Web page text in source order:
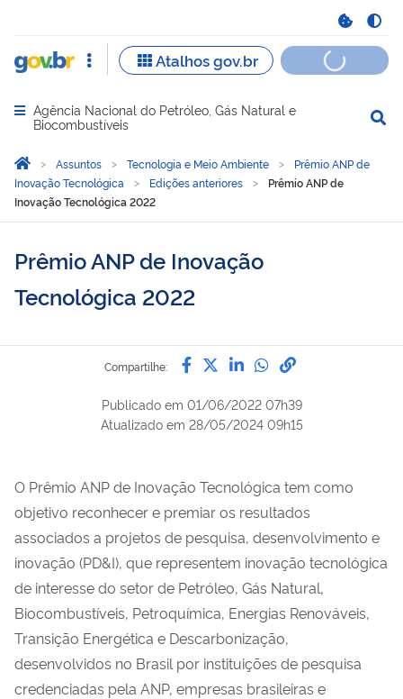
Abrir menu principal de navegação
Agência Nacional do Petróleo, Gás Natural e
Biocombustíveis
Você está aqui:
Página Inicial
Assuntos Tecnologia e Meio Ambiente
Prêmio ANP de
Inovação Tecnológica
Edições anteriores
Prêmio ANP de
Inovação Tecnológica 2022
Prêmio ANP de Inovação
Tecnológica 2022
Compartilhe: Compartilhe por Facebook
Compartilhe por Twitter
Compartilhe por
Compartilhe
link para
Publicado em 01/06/2022 07h39
Atualizado em 28/05/2024 09h15
O Prêmio ANP de Inovação Tecnológica tem como
objetivo reconhecer e premiar os resultados
associados a projetos de pesquisa, desenvolvimento e
inovação (PD&I), que representem inovação tecnológica
de interesse do setor de Petróleo, Gás Natural,
Biocombustíveis, Petroquímica, Energias Renováveis,
Transição Energética e Descarbonização,
desenvolvidos no Brasil por instituições de pesquisa
credenciadas pela ANP, empresas brasileiras e